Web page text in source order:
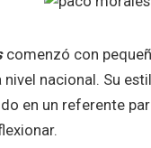
comenzó con
nacional. Su
en un referente